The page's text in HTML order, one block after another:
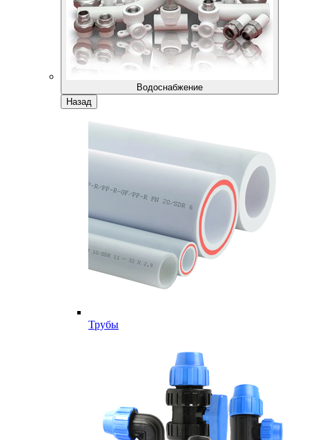
Водоснабжение
Назад
Трубы